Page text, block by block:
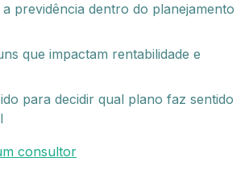
previdência dentro do planejamento
que impactam rentabilidade e
para decidir qual plano faz sentido
consultor